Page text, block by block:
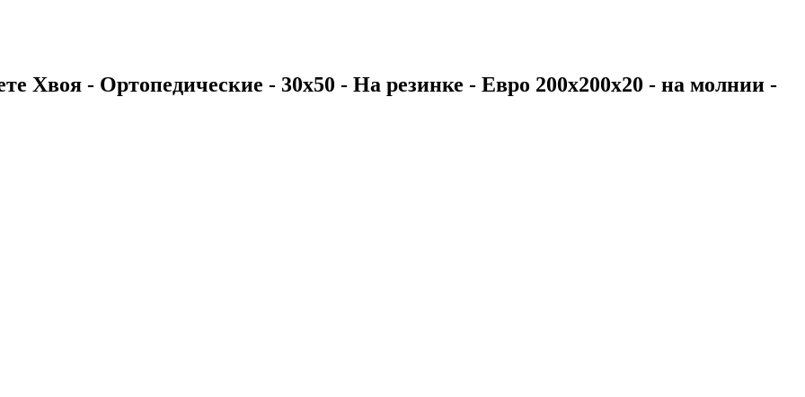
Хвоя - Ортопедические - 30х50 - На резинке - Евро 200х200х20 - на молнии -